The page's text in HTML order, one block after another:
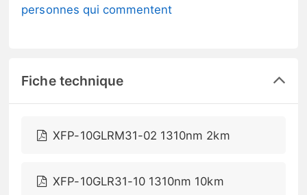
personnes qui commentent
Fiche technique
XFP-10GLRM31-02 1310nm 2km
XFP-10GLR31-10 1310nm 10km